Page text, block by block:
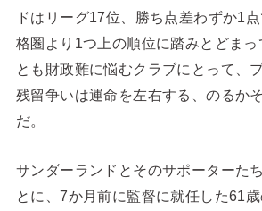
ドはリーグ17位、勝ち点差わずか1
格圏より1つ上の順位に踏みとどまっ
とも財政難に悩むクラブにとって、
残留争いは運命を左右する、のるか
だ。
サンダーランドとそのサポーターた
とに、7か月前に監督に就任した61